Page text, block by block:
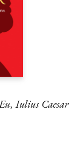
Iulius Caesar